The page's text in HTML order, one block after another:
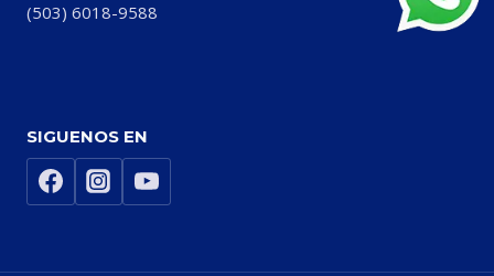
(503) 6018-9588
SIGUENOS EN